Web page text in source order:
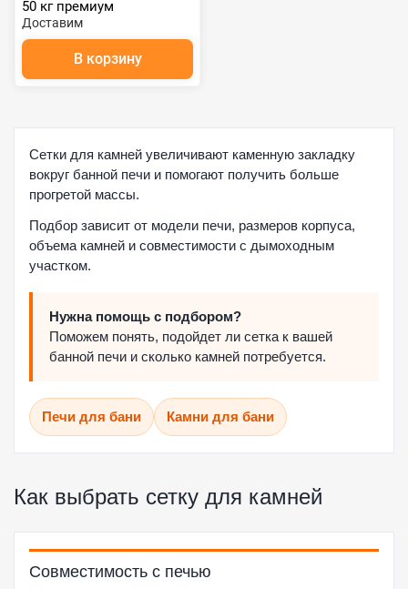
50 кг премиум
Доставим
В корзину
Сетки для камней увеличивают каменную закладку
вокруг банной печи и помогают получить больше
прогретой массы.
Подбор зависит от модели печи, размеров корпуса,
объема камней и совместимости с дымоходным
участком.
Нужна помощь с подбором?
Поможем понять, подойдет ли сетка к вашей
банной печи и сколько камней потребуется.
Печи для бани Камни для бани
Как выбрать сетку для камней
Совместимость с печью